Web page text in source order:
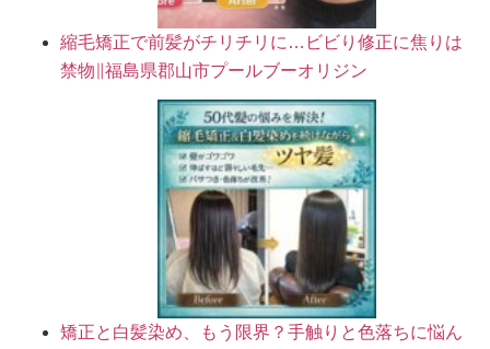
縮毛矯正で前髪がチリチリに…ビビり修正に焦りは
禁物∥福島県郡山市プールブーオリジン
矯正と白髪染め、もう限界？手触りと色落ちに悩ん